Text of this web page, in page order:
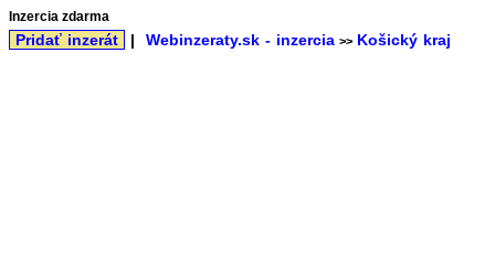
Inzercia zdarma
Pridať inzerát | Webinzeraty.sk - inzercia >> Košický kraj